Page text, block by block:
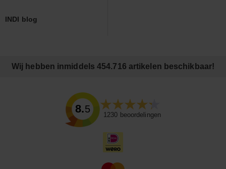
INDI blog
Wij hebben inmiddels 454.716 artikelen beschikbaar!
8.5
1230 beoordelingen